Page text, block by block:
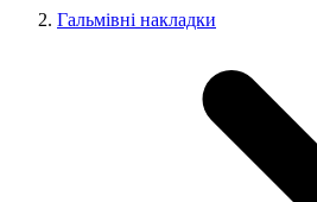
Гальмівні накладки